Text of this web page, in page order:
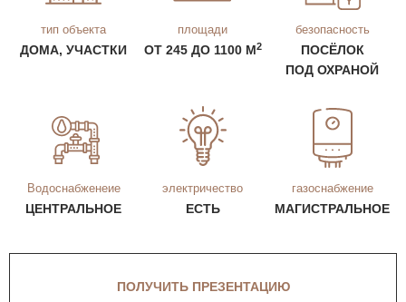
тип объекта
ДОМА, УЧАСТКИ
площади
ОТ 245 ДО 1100 М2
безопасность
ПОСЁЛОК
ПОД ОХРАНОЙ
Водоснабженеие
ЦЕНТРАЛЬНОЕ
электричество
ЕСТЬ
газоснабжение
МАГИСТРАЛЬНОЕ
ПОЛУЧИТЬ ПРЕЗЕНТАЦИЮ